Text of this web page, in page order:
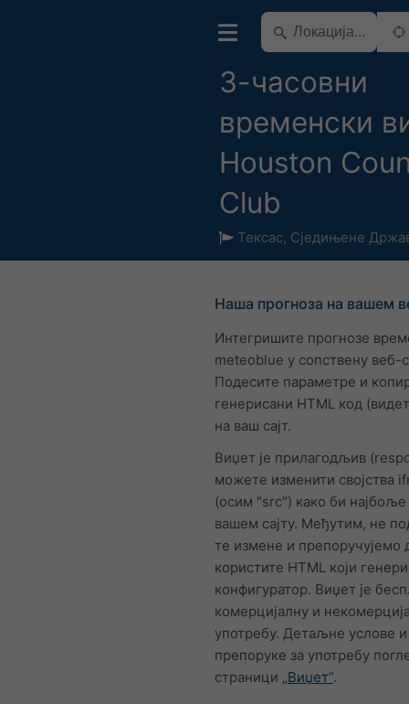
3-часовни
временски
Houston
Club
Тексас, Сједињене
Наша прогноза на вашем
Интегришите прогнозе
meteoblue у сопствену веб-
Подесите параметре и
генерисани HTML код
на ваш сајт.
Виџет је прилагодљив
можете изменити својства
(осим "src") како би најбоље
вашем сајту. Међутим, не
те измене и препоручујемо
користите HTML који
конфигуратор. Виџет је
комерцијалну и
употребу. Детаљне услове и
препоруке за употребу
страници „Виџет“.